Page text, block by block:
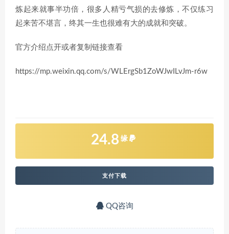
炼起来就事半功倍，很多人精亏气损的去修炼，不仅练习
起来苦不堪言，终其一生也很难有大的成就和突破。
官方介绍点开或者复制链接查看
https://mp.weixin.qq.com/s/WLErgSb1ZoWJwILvJm-r6w
24.8 缘
支付下载
QQ咨询